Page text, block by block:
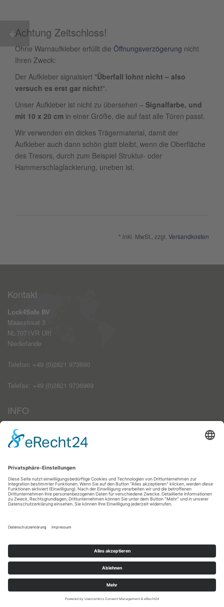
Achtung Zeitschloss!
Ohne Warnaufkleber erfüllt die Öffnungsverzögerung nicht
Ihren Zweck:
Der Aufkleber signalsiert "Überfall lohnt nicht – also
versuch es erst gar nicht!".
Unser Aufkleber ist nicht zu übersehen – Signalfarbe, und
mit 10 x 20 cm in einer Größe, die auf fast alle Türen passt.
Wir verwenden ein dickes Trägermaterial, damit der
Aufkleber auch dann schön glatt bleibt, wenn die Oberfläche
des Tresors, durch zum Beispiel Struktur- oder
Hammerschlaglackierung, uneben ist.
* inkl. MwSt., zzgl. Versandkosten
Kontakt
Lock4Safe BV
Maasstraat 3
NL-7071VR Ulft
Niederlande
Telefon: +49 (0)2821 973690
Telefax: +49 (0)2821 9736969
INFO
Impressum
AGB
Datenschutzerklärung
Kontakt
Anmelden
Kontakt